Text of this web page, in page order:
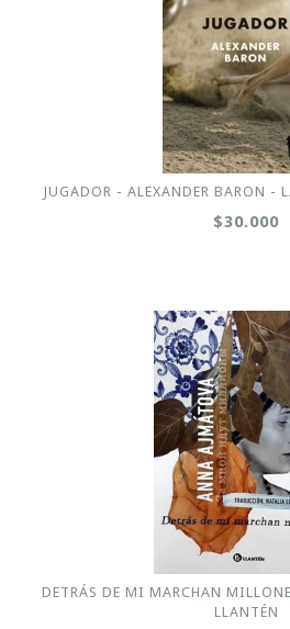
JUGADOR - ALEXANDER BARON -
$30.000
DETRÁS DE MI MARCHAN
LLANTÉN